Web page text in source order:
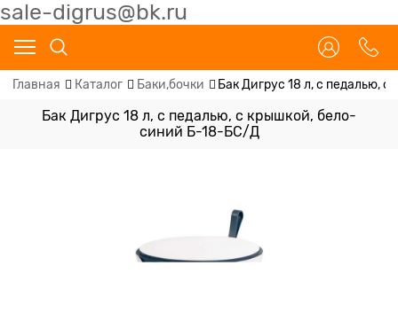
sale-digrus@bk.ru
Главная Каталог Баки,бочки Бак Дигрус 18 л, с педалью,
Бак Дигрус 18 л, с педалью, с крышкой, бело-
синий Б-18-БС/Д